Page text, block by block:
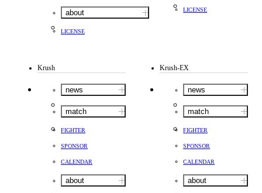
about
LICENSE
LICENSE
Krush
news
match
FIGHTER
SPONSOR
CALENDAR
about
Krush-EX
news
match
FIGHTER
SPONSOR
CALENDAR
about